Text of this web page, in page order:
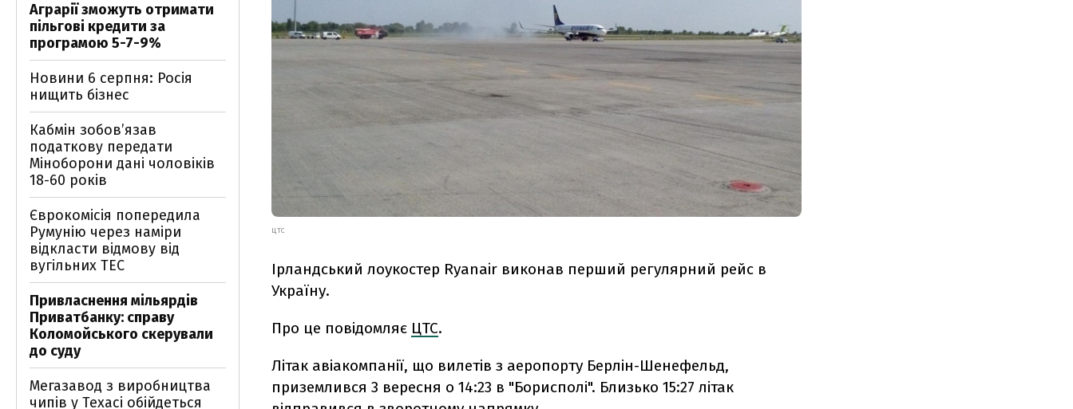
ЦТС
Ірландський лоукостер Ryanair виконав перший регулярний рейс в
Україну.
Про це повідомляє ЦТС.
Літак авіакомпанії, що вилетів з аеропорту Берлін-Шенефельд,
приземлився 3 вересня о 14:23 в "Борисполі". Близько 15:27 літак
Аграрії зможуть отримати
пільгові кредити за
програмою 5-7-9%
Новини 6 серпня: Росія
нищить бізнес
Кабмін зобовʼязав
податкову передати
Міноборони дані чоловіків
18-60 років
Єврокомісія попередила
Румунію через наміри
відкласти відмову від
вугільних ТЕС
Привласнення мільярдів
Приватбанку: справу
Коломойського скерували
до суду
Мегазавод з виробництва
чипів у Техасі обійдеться